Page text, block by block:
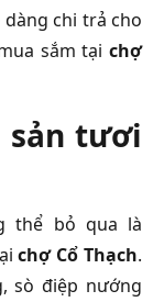
chi trả cho
sắm tại chợ
sản tươi
thể bỏ qua là
chợ Cổ Thạch.
sò điệp nướng